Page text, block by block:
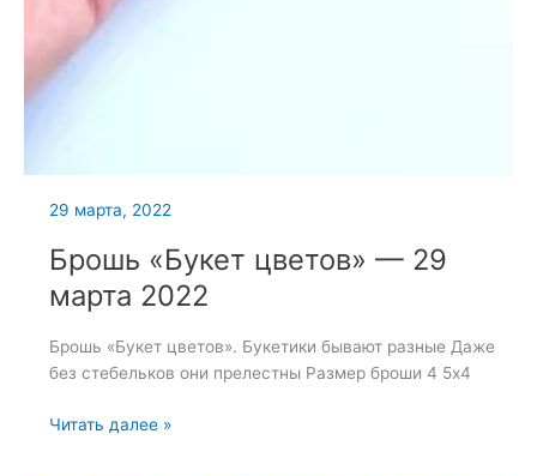
29 марта, 2022
Брошь «Букет цветов» — 29
марта 2022
Брошь «Букет цветов». Букетики бывают разные Даже
без стебельков они прелестны Размер броши 4 5х4
Брошь
Читать далее »